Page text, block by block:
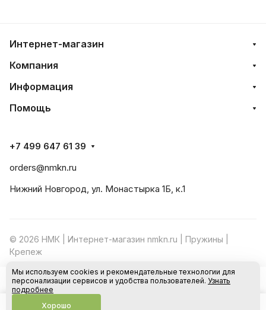
В корзину
Интернет-магазин
Компания
Информация
Помощь
+7 499 647 61 39
orders@nmkn.ru
Нижний Новгород, ул. Монастырка 1Б, к.1
© 2026 НМК | Интернет-магазин nmkn.ru | Пружины |
Крепеж
Конфиденциальность Оферта
Мы используем cookies и рекомендательные технологии для
персонализации сервисов и удобства пользователей. Узнать
подробнее
Хорошо